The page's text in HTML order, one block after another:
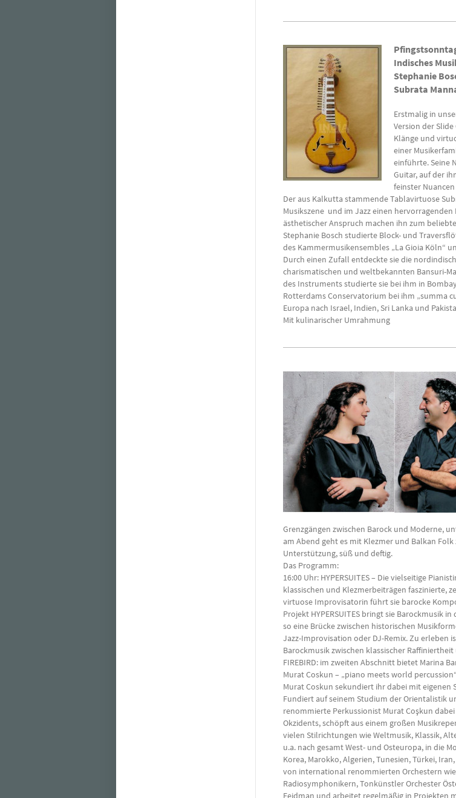
Indisches
Stephanie
Subrata
Erstmalig in
Version der
Klänge und
einer
einführte. Seine
Guitar, auf der
feinster
Der aus Kalkutta stammende Tablavirtuose
Musikszene und im Jazz einen
ästhetischer Anspruch machen ihn zum
Stephanie Bosch studierte Block- und
des Kammermusikensembles „La Gioia Köln“
Durch einen Zufall entdeckte sie die
charismatischen und weltbekannten Bansuri-
des Instruments studierte sie bei ihm in
Rotterdams Conservatorium bei ihm „summa
Europa nach Israel, Indien, Sri Lanka und
Mit kulinarischer Umrahmung
Grenzgängen zwischen Barock und Moderne,
am Abend geht es mit Klezmer und Balkan
Unterstützung, süß und deftig.
Das Programm:
16:00 Uhr: HYPERSUITES – Die vielseitige
klassischen und Klezmerbeiträgen faszinierte,
virtuose Improvisatorin führt sie barocke
Projekt HYPERSUITES bringt sie Barockmusik
so eine Brücke zwischen historischen
Jazz-Improvisation oder DJ-Remix. Zu
Barockmusik zwischen klassischer
FIREBIRD: im zweiten Abschnitt bietet Marina
Murat Coskun – „piano meets world
Murat Coskun sekundiert ihr dabei mit eigenen
Fundiert auf seinem Studium der Orientalistik
renommierte Perkussionist Murat Coşkun
Okzidents, schöpft aus einem großen
vielen Stilrichtungen wie Weltmusik, Klassik,
u.a. nach gesamt West- und Osteuropa, in die
Korea, Marokko, Algerien, Tunesien, Türkei,
von international renommierten Orchestern
Radiosymphonikern, Tonkünstler Orchester
Feidman und arbeitet regelmäßig in Projekten